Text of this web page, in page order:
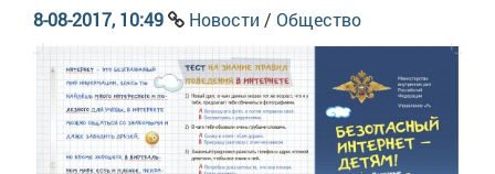
8-08-2017, 10:49 Новости / Общество